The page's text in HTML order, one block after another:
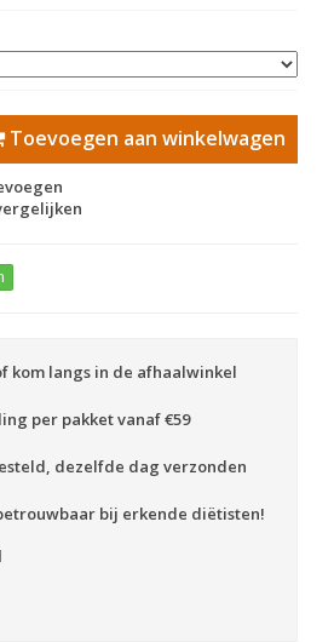
Toevoegen aan winkelwagen
kom langs in de afhaalwinkel
per pakket vanaf €59
dezelfde dag verzonden
betrouwbaar bij erkende diëtisten!